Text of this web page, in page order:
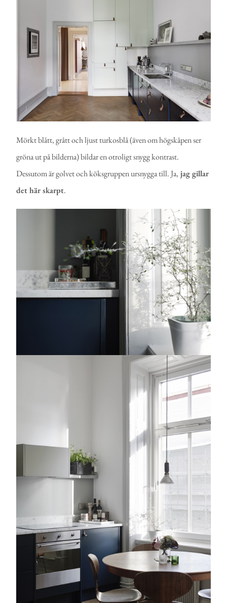
Mörkt blått, grått och ljust turkosblå (även om högskåpen ser
gröna ut på bilderna) bildar en otroligt snygg kontrast.
Dessutom är golvet och köksgruppen ursnygga till. Ja, jag gillar
det här skarpt.